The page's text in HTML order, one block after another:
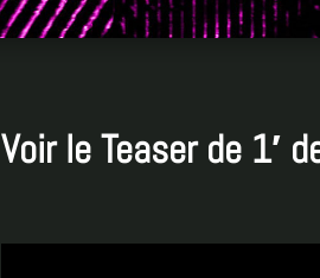
Voir le Teaser de 1′